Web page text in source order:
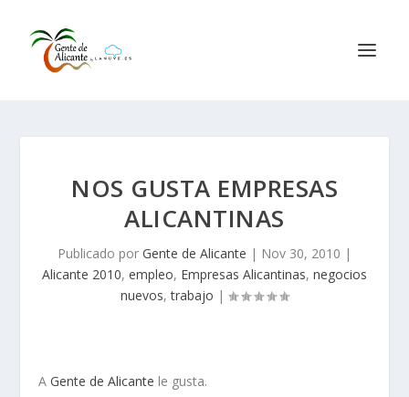
NOS GUSTA EMPRESAS
ALICANTINAS
Publicado por Gente de Alicante | Nov 30, 2010 |
Alicante 2010, empleo, Empresas Alicantinas, negocios
nuevos,trabajo |
AGente de Alicante le gusta.